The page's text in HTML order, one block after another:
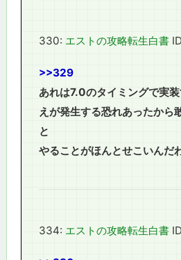
330: エストの攻略転生白書
>>329
あれは7.0のタイミングで実
えが発生する恐れあったから
と
やることがほんとせこいんだ
334: エストの攻略転生白書